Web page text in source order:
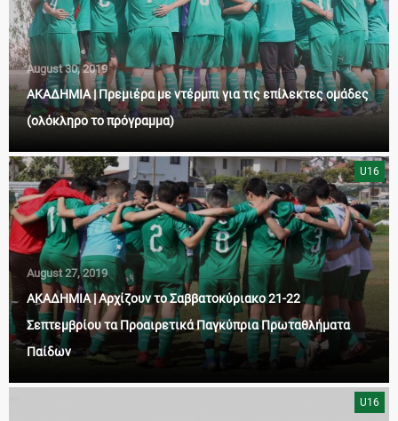
August 30, 2019
ΑΚΑΔΗΜΙΑ | Πρεμιέρα με ντέρμπι για τις επίλεκτες ομάδες
(ολόκληρο το πρόγραμμα)
U16
August 27, 2019
ΑΚΑΔΗΜΙΑ | Αρχίζουν το Σαββατοκύριακο 21-22
Σεπτεμβρίου τα Προαιρετικά Παγκύπρια Πρωταθλήματα
Παίδων
U16